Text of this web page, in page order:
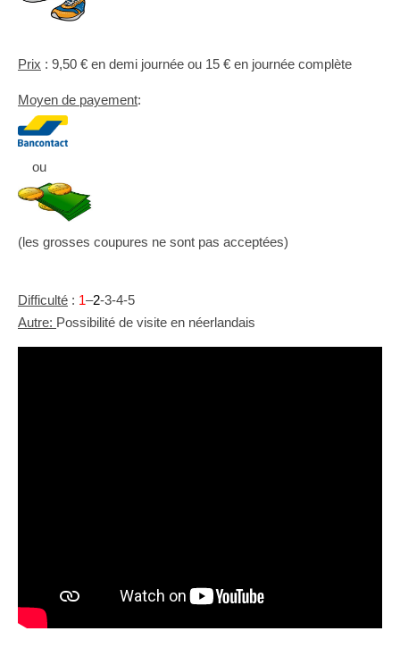
Prix : 9,50 € en demi journée ou 15 € en journée complète
Moyen de payement:
ou
(les grosses coupures ne sont pas acceptées)
Difficulté : 1–2-3-4-5
Autre: Possibilité de visite en néerlandais